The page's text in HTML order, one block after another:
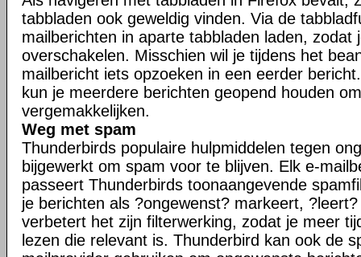
tabbladen ook geweldig vinden. Via de
mailberichten in aparte tabbladen laden, zodat
overschakelen. Misschien wil je tijdens het
mailbericht iets opzoeken in een eerder
kun je meerdere berichten geopend houden
vergemakkelijken.
Weg met spam
Thunderbirds populaire hulpmiddelen tegen
bijgewerkt om spam voor te blijven. Elk e-
passeert Thunderbirds toonaangevende
je berichten als ?ongewenst? markeert,
verbetert het zijn filterwerking, zodat je meer
lezen die relevant is. Thunderbird kan ook de